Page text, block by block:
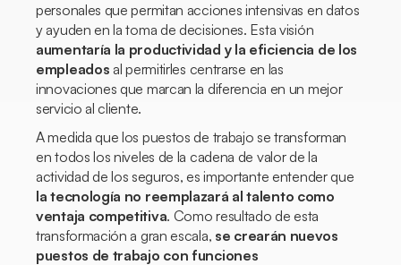
personales que permitan acciones intensivas en datos
y ayuden en la toma de decisiones. Esta visión
aumentaría la productividad y la eficiencia de los
empleados al permitirles centrarse en las
innovaciones que marcan la diferencia en un mejor
servicio al cliente.
A medida que los puestos de trabajo se transforman
en todos los niveles de la cadena de valor de la
actividad de los seguros, es importante entender que
la tecnología no reemplazará al talento como
ventaja competitiva. Como resultado de esta
transformación a gran escala, se crearán nuevos
puestos de trabajo con funciones